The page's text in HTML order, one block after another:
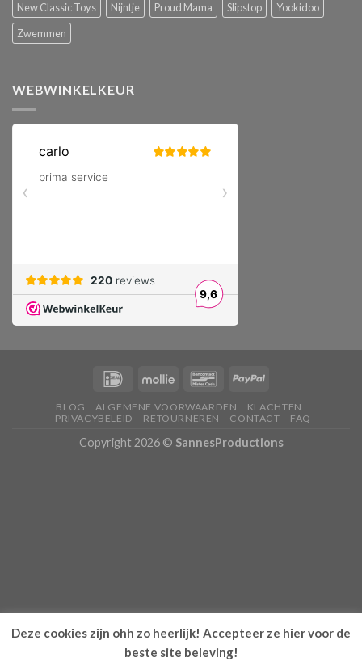
New Classic Toys
Nijntje Proud Mama Slipstop
Yookidoo
Zwemmen
WEBWINKELKEUR
BLOG ALGEMENE VOORWAARDEN
KLACHTEN
PRIVACYBELEID
RETOURNEREN CONTACT FAQ
Copyright 2026 © SannesProductions
Deze cookies zijn ohh zo heerlijk! Accepteer ze hier voor de
beste site beleving!